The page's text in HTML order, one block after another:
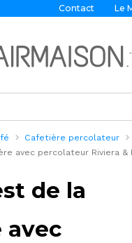
Contact Le
Cafetière percolateur
avec percolateur Riviera &
de la
avec